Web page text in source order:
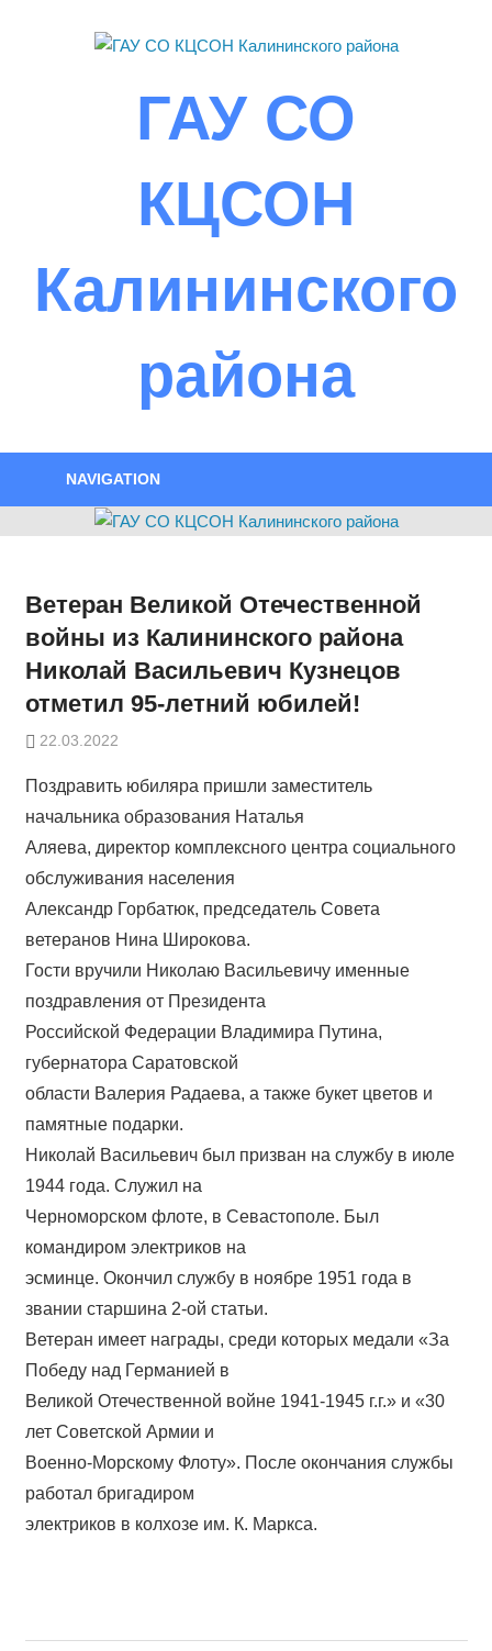
ГАУ СО
КЦСОН
Калининского
района
NAVIGATION
Ветеран Великой Отечественной
войны из Калининского района
Николай Васильевич Кузнецов
отметил 95-летний юбилей!
22.03.2022
Поздравить юбиляра пришли заместитель
начальника образования Наталья
Аляева, директор комплексного центра социального
обслуживания населения
Александр Горбатюк, председатель Совета
ветеранов Нина Широкова.
Гости вручили Николаю Васильевичу именные
поздравления от Президента
Российской Федерации Владимира Путина,
губернатора Саратовской
области Валерия Радаева, а также букет цветов и
памятные подарки.
Николай Васильевич был призван на службу в июле
1944 года. Служил на
Черноморском флоте, в Севастополе. Был
командиром электриков на
эсминце. Окончил службу в ноябре 1951 года в
звании старшина 2-ой статьи.
Ветеран имеет награды, среди которых медали «За
Победу над Германией в
Великой Отечественной войне 1941-1945 г.г.» и «30
лет Советской Армии и
Военно-Морскому Флоту». После окончания службы
работал бригадиром
электриков в колхозе им. К. Маркса.